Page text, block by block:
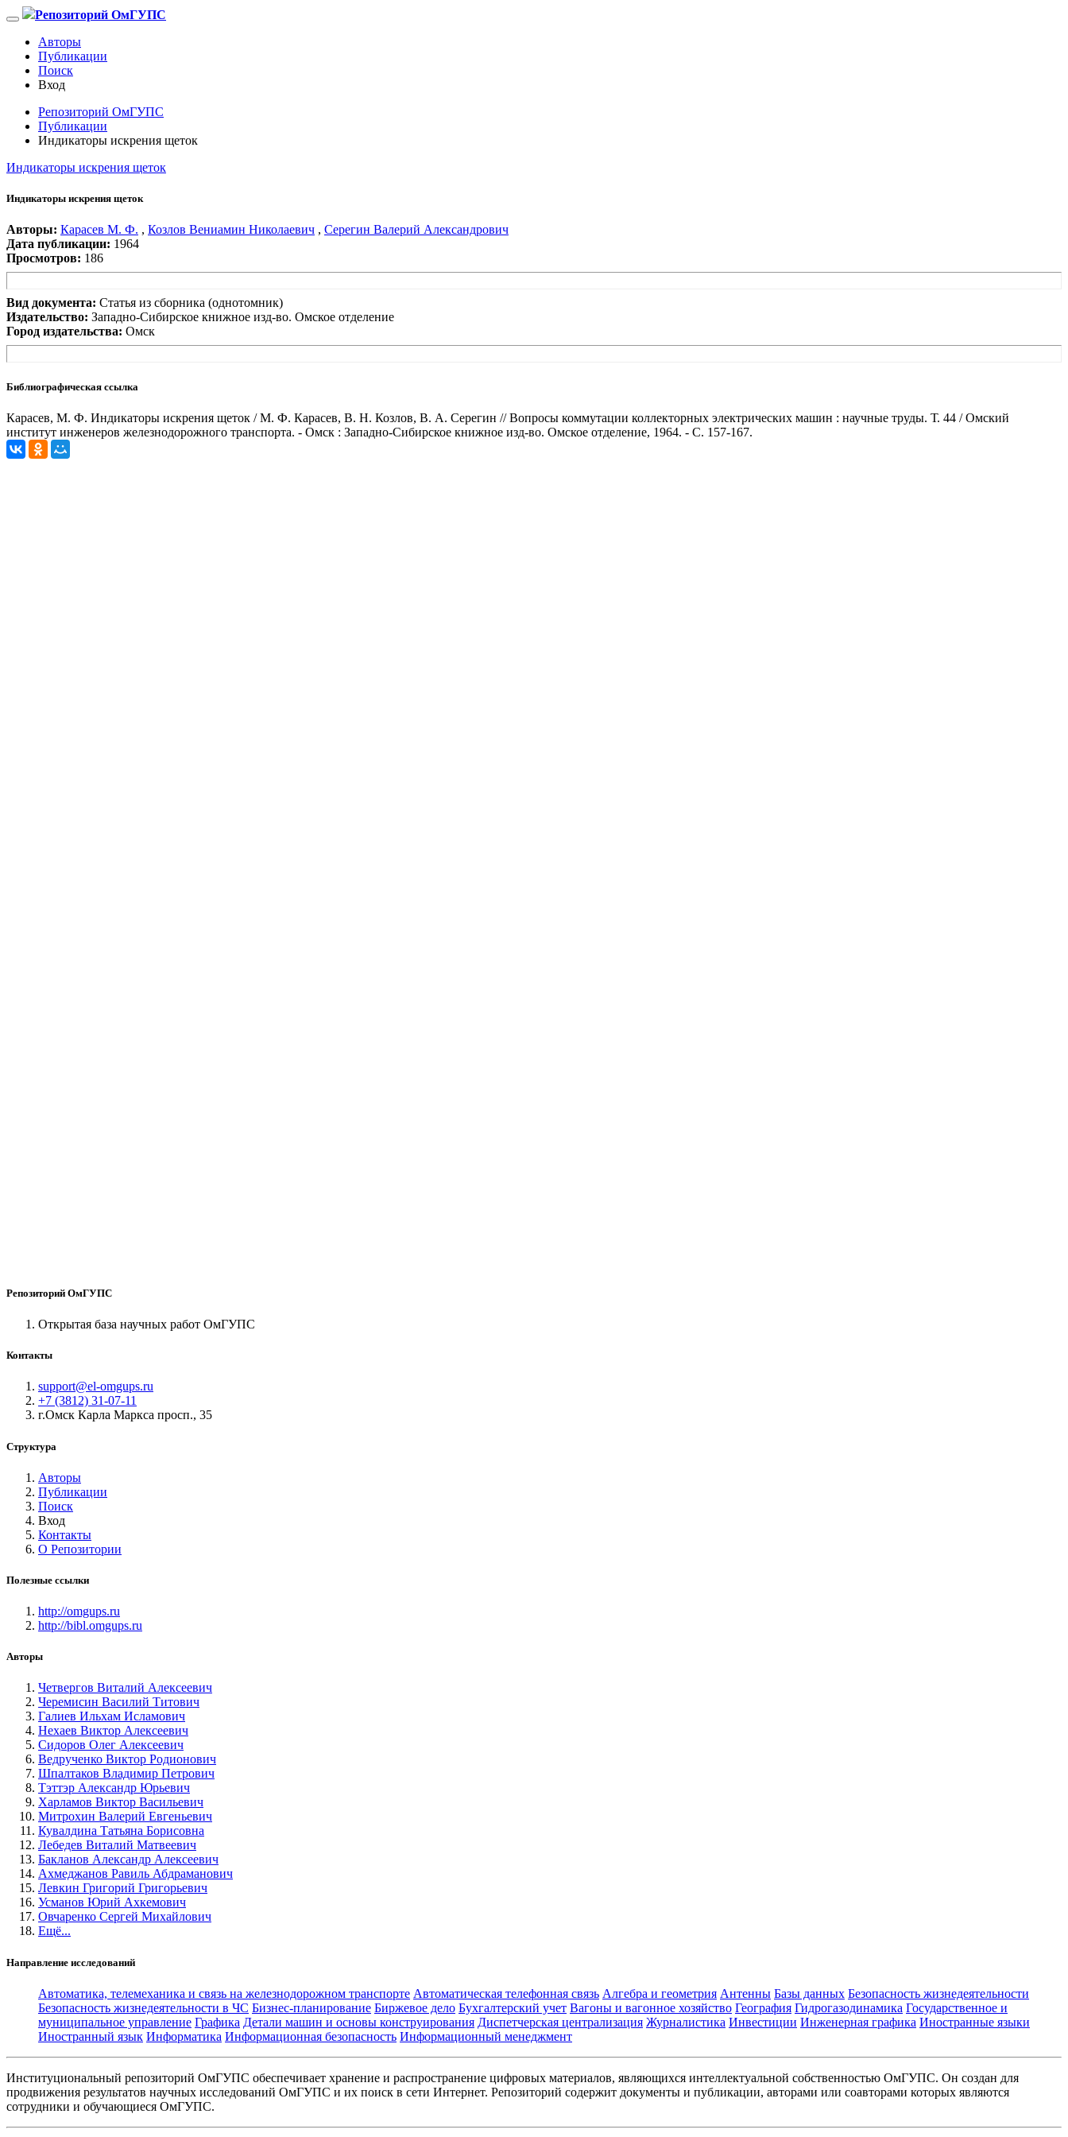
Репозиторий ОмГУПС
Авторы
Публикации
Поиск
Вход
Репозиторий ОмГУПС
Публикации
Индикаторы искрения щеток
Индикаторы искрения щеток
Индикаторы искрения щеток
Авторы: Карасев М. Ф. , Козлов Вениамин Николаевич , Серегин Валерий Александрович
Дата публикации: 1964
Просмотров: 186
Вид документа: Статья из сборника (однотомник)
Издательство: Западно-Сибирское книжное изд-во. Омское отделение
Город издательства: Омск
Библиографическая ссылка
Карасев, М. Ф. Индикаторы искрения щеток / М. Ф. Карасев, В. Н. Козлов, В. А. Серегин // Вопросы коммутации коллекторных электрических машин : научные труды. Т. 44 / Омский
институт инженеров железнодорожного транспорта. - Омск : Западно-Сибирское книжное изд-во. Омское отделение, 1964. - С. 157-167.
Репозиторий ОмГУПС
Открытая база научных работ ОмГУПС
Контакты
support@el-omgups.ru
+7 (3812) 31-07-11
г.Омск Карла Маркса просп., 35
Структура
Авторы
Публикации
Поиск
Вход
Контакты
О Репозитории
Полезные ссылки
http://omgups.ru
http://bibl.omgups.ru
Авторы
Четвергов Виталий Алексеевич
Черемисин Василий Титович
Галиев Ильхам Исламович
Нехаев Виктор Алексеевич
Сидоров Олег Алексеевич
Ведрученко Виктор Родионович
Шпалтаков Владимир Петрович
Тэттэр Александр Юрьевич
Харламов Виктор Васильевич
Митрохин Валерий Евгеньевич
Кувалдина Татьяна Борисовна
Лебедев Виталий Матвеевич
Бакланов Александр Алексеевич
Ахмеджанов Равиль Абдраманович
Левкин Григорий Григорьевич
Усманов Юрий Ахкемович
Овчаренко Сергей Михайлович
Ещё...
Направление исследований
Автоматика, телемеханика и связь на железнодорожном транспорте Автоматическая телефонная связь Алгебра и геометрия Антенны Базы данных Безопасность жизнедеятельности
Безопасность жизнедеятельности в ЧС Бизнес-планирование Биржевое дело Бухгалтерский учет Вагоны и вагонное хозяйство География Гидрогазодинамика Государственное и
муниципальное управление Графика Детали машин и основы конструирования Диспетчерская централизация Журналистика Инвестиции Инженерная графика Иностранные языки
Иностранный язык Информатика Информационная безопасность Информационный менеджмент
Институциональный репозиторий ОмГУПС обеспечивает хранение и распространение цифровых материалов, являющихся интеллектуальной собственностью ОмГУПС. Он создан для
продвижения результатов научных исследований ОмГУПС и их поиск в сети Интернет. Репозиторий содержит документы и публикации, авторами или соавторами которых являются
сотрудники и обучающиеся ОмГУПС.